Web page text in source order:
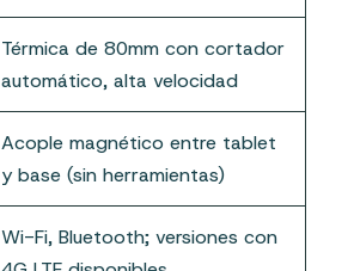
Térmica de 80mm con cortador
automático, alta velocidad
Acople magnético entre tablet
y base (sin herramientas)
Wi-Fi, Bluetooth; versiones con